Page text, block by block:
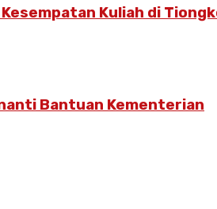
Kesempatan Kuliah di
Bantuan Kementerian